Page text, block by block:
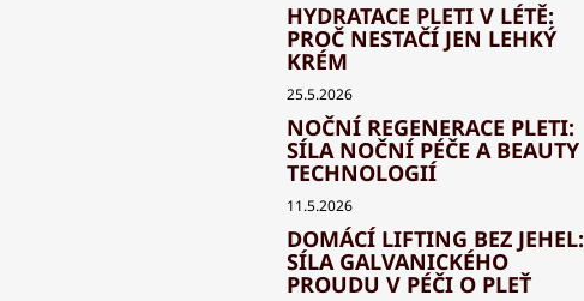
HYDRATACE PLETI V LÉTĚ:
PROČ NESTAČÍ JEN LEHKÝ
KRÉM
25.5.2026
NOČNÍ REGENERACE PLETI:
SÍLA NOČNÍ PÉČE A BEAUTY
TECHNOLOGIÍ
11.5.2026
DOMÁCÍ LIFTING BEZ JEHEL:
SÍLA GALVANICKÉHO
PROUDU V PÉČI O PLEŤ